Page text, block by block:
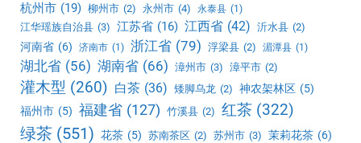
杭州市 (19) 柳州市 (2) 永州市 (4) 永泰县 (1)
江华瑶族自治县 (3) 江苏省 (16) 江西省 (42) 沂水县 (2)
河南省 (6) 济南市 (1) 浙江省 (79) 浮梁县 (2) 湄潭县 (1)
湖北省 (56) 湖南省 (66) 漳州市 (3) 漳平市 (2)
灌木型 (260) 白茶 (36) 矮脚乌龙 (2) 神农架林区 (5)
福州市 (5) 福建省 (127) 竹溪县 (2) 红茶 (322)
绿茶 (551) 花茶 (5) 苏南茶区 (2) 苏州市 (3) 茉莉花茶 (6)